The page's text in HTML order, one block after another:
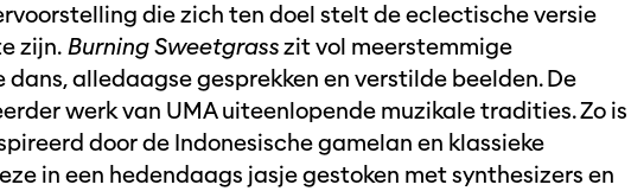
die zich ten doel stelt de eclectische versie
zijn. Burning Sweetgrasszit vol meerstemmige
alledaagse gesprekken en verstilde beelden. De
werk van UMA uiteenlopende muzikale tradities. Zo is
door de Indonesische gamelan en klassieke
in een hedendaags jasje gestoken met synthesizers en